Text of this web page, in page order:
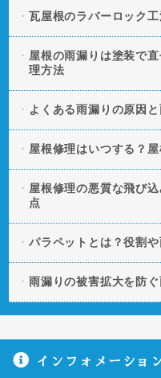
瓦屋根のラバーロック
屋根の雨漏りは塗装で
理方法
よくある雨漏りの原因
屋根修理はいつする？
屋根修理の悪質な飛び
点
パラペットとは？役割
雨漏りの被害拡大を防ぐ
インフォメーショ